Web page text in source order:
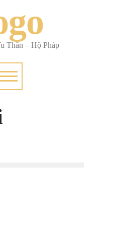
Thân – Hộ Pháp